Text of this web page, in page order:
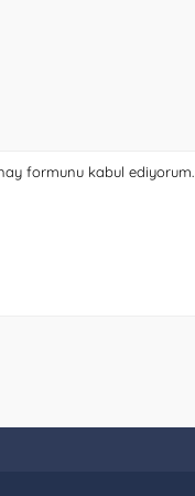
formunukabul ediyorum.